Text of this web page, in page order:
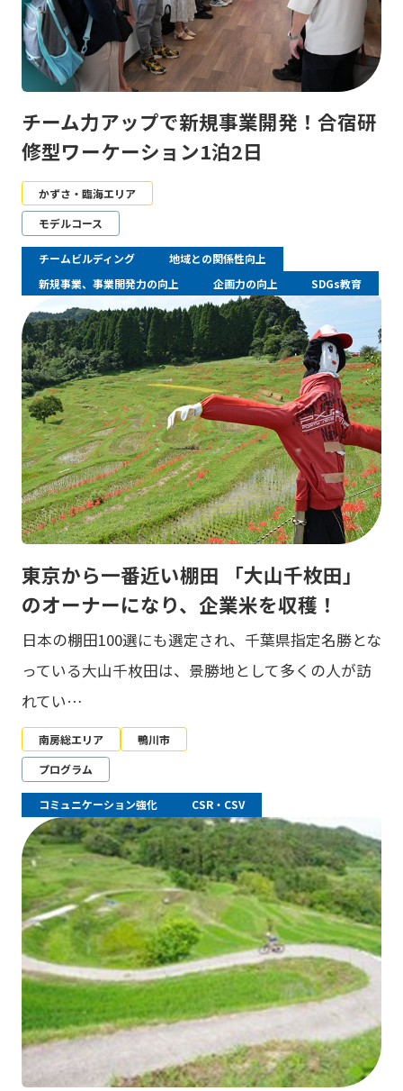
チーム力アップで新規事業開発！合宿研
修型ワーケーション1泊2日
かずさ・臨海エリア
モデルコース
チームビルディング
地域との関係性向上
新規事業、事業開発力の向上
企画力の向上 SDGs教育
東京から一番近い棚田 「大山千枚田」
のオーナーになり、企業米を収穫！
日本の棚田100選にも選定され、千葉県指定名勝とな
っている大山千枚田は、景勝地として多くの人が訪
れてい…
南房総エリア
鴨川市
プログラム
コミュニケーション強化 CSR・CSV